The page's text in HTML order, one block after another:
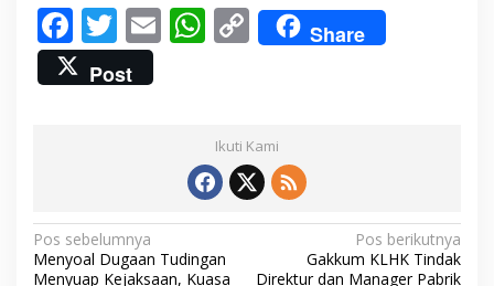
F
ac
e
k
T
w
itt
E W
s
A
p
p
C
o
y
Li
n
k
Share
Post
Ikuti Kami
N
a
Pos sebelumnya
Menyoal Dugaan Tudingan
Menyuap Kejaksaan, Kuasa
Pos berikutnya
Gakkum KLHK Tindak
Direktur dan Manager Pabrik